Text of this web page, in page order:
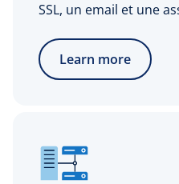
SSL, un email et une
Learn more